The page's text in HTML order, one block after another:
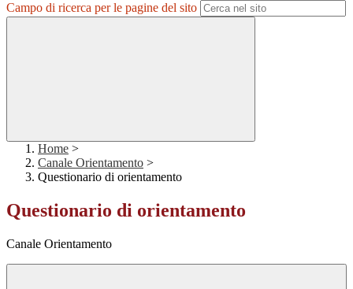
Campo di ricerca per le pagine del sito
Home >
Canale Orientamento >
Questionario di orientamento
Questionario di orientamento
Canale Orientamento